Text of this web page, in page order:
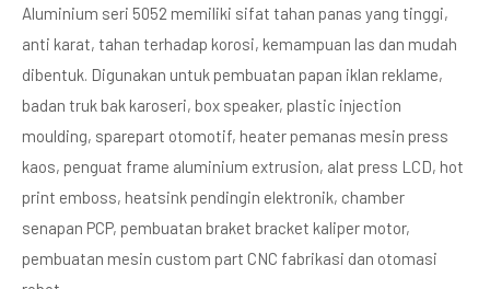
Aluminium seri 5052 memiliki sifat tahan panas yang tinggi,
anti karat, tahan terhadap korosi, kemampuan las dan mudah
dibentuk. Digunakan untuk pembuatan papan iklan reklame,
badan truk bak karoseri, box speaker, plastic injection
moulding, sparepart otomotif, heater pemanas mesin press
kaos, penguat frame aluminium extrusion, alat press LCD, hot
print emboss, heatsink pendingin elektronik, chamber
senapan PCP, pembuatan braket bracket kaliper motor,
pembuatan mesin custom part CNC fabrikasi dan otomasi